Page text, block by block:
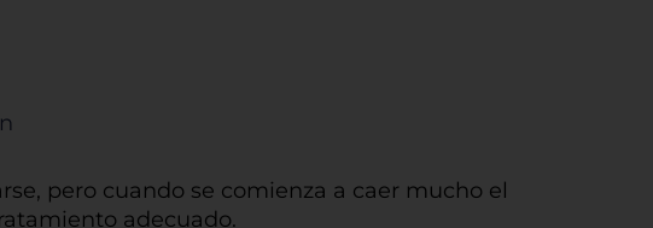
pero cuando se comienza a caer mucho el
adecuado.